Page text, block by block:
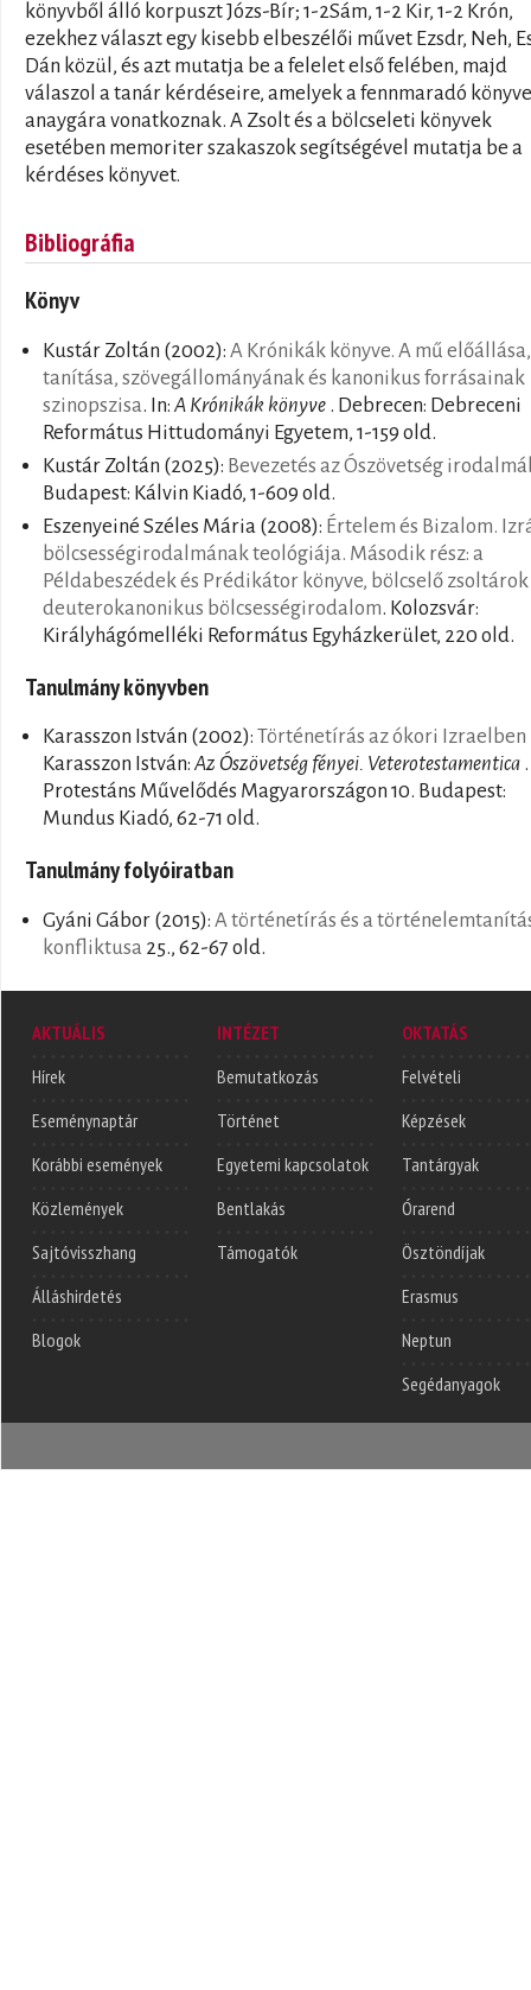
könyvből álló korpuszt Józs-Bír; 1-2Sám, 1-2 Kir, 1-2 Krón,
ezekhez választ egy kisebb elbeszélői művet Ezsdr, Neh,
Dán közül, és azt mutatja be a felelet első felében, majd
válaszol a tanár kérdéseire, amelyek a fennmaradó
anaygára vonatkoznak. A Zsolt és a bölcseleti könyvek
esetében memoriter szakaszok segítségével mutatja be a
kérdéses könyvet.
Bibliográfia
Könyv
Kustár Zoltán (2002): A Krónikák könyve. A mű előállása,
tanítása, szövegállományának és kanonikus forrásainak
szinopszisa. In: A Krónikák könyve . Debrecen: Debreceni
Református Hittudományi Egyetem, 1-159 old.
Kustár Zoltán (2025): Bevezetés az Ószövetség
Budapest: Kálvin Kiadó, 1-609 old.
Eszenyeiné Széles Mária (2008): Értelem és Bizalom.
bölcsességirodalmának teológiája. Második rész: a
Példabeszédek és Prédikátor könyve, bölcselő zsoltárok
deuterokanonikus bölcsességirodalom. Kolozsvár:
Királyhágómelléki Református Egyházkerület, 220 old.
Tanulmány könyvben
Karasszon István (2002): Történetírás az ókori Izraelben
Karasszon István: Az Ószövetség fényei. Veterotestamentica .
Protestáns Művelődés Magyarországon 10. Budapest:
Mundus Kiadó, 62-71 old.
Tanulmány folyóiratban
Gyáni Gábor (2015): A történetírás és a
konfliktusa 25., 62-67 old.
AKTUÁLIS
Hírek
Eseménynaptár
Korábbi események
Közlemények
Sajtóvisszhang
Álláshirdetés
Blogok
INTÉZET
Bemutatkozás
Történet
Egyetemi kapcsolatok
Bentlakás
Támogatók
OKTATÁS
Felvételi
Képzések
Tantárgyak
Órarend
Ösztöndíjak
Erasmus
Neptun
Segédanyagok